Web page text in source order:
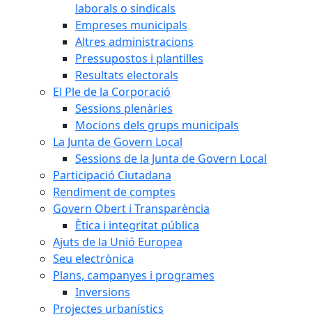
laborals o sindicals
Empreses municipals
Altres administracions
Pressupostos i plantilles
Resultats electorals
El Ple de la Corporació
Sessions plenàries
Mocions dels grups municipals
La Junta de Govern Local
Sessions de la Junta de Govern Local
Participació Ciutadana
Rendiment de comptes
Govern Obert i Transparència
Ètica i integritat pública
Ajuts de la Unió Europea
Seu electrònica
Plans, campanyes i programes
Inversions
Projectes urbanístics